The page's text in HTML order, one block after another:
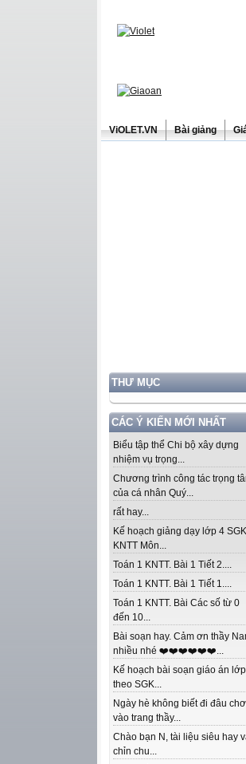
ViOLET.VN Bài giảng
THƯ MỤC
CÁC Ý KIẾN MỚI NHẤT
Biểu tập thể Chi bộ xây dựng
nhiệm vụ trọng...
Chương trình công tác trọng
của cá nhân Quý...
rất hay...
Kế hoạch giảng dạy lớp 4
KNTT Môn...
Toán 1 KNTT. Bài 1 Tiết 2....
Toán 1 KNTT. Bài 1 Tiết 1....
Toán 1 KNTT. Bài Các số từ 0
đến 10...
Bài soạn hay. Cảm ơn thầy
nhiều nhé ❤️❤️❤️❤️❤️❤️...
Kế hoạch bài soạn giáo án
theo SGK...
Ngày hè không biết đi đâu
vào trang thầy...
Chào bạn N, tài liệu siêu hay
chỉn chu...